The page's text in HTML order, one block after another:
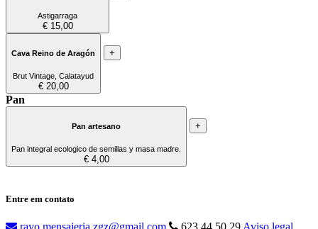
Astigarraga
€ 15,00
Cava Reino de Aragón
Brut Vintage, Calatayud
€ 20,00
+
Pan
Pan artesano
Pan integral ecologico de semillas y masa madre.
€ 4,00
+
Entre em contato